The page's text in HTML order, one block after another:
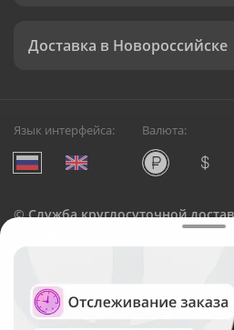
Доставка в Новороссийске
Язык интерфейса: Валюта:
©Служба круглосуточной
Русский Букет, 2026
Общество с ограниченной
ОГРН: 1195476081745, ИНН:
Юридический адрес: г.